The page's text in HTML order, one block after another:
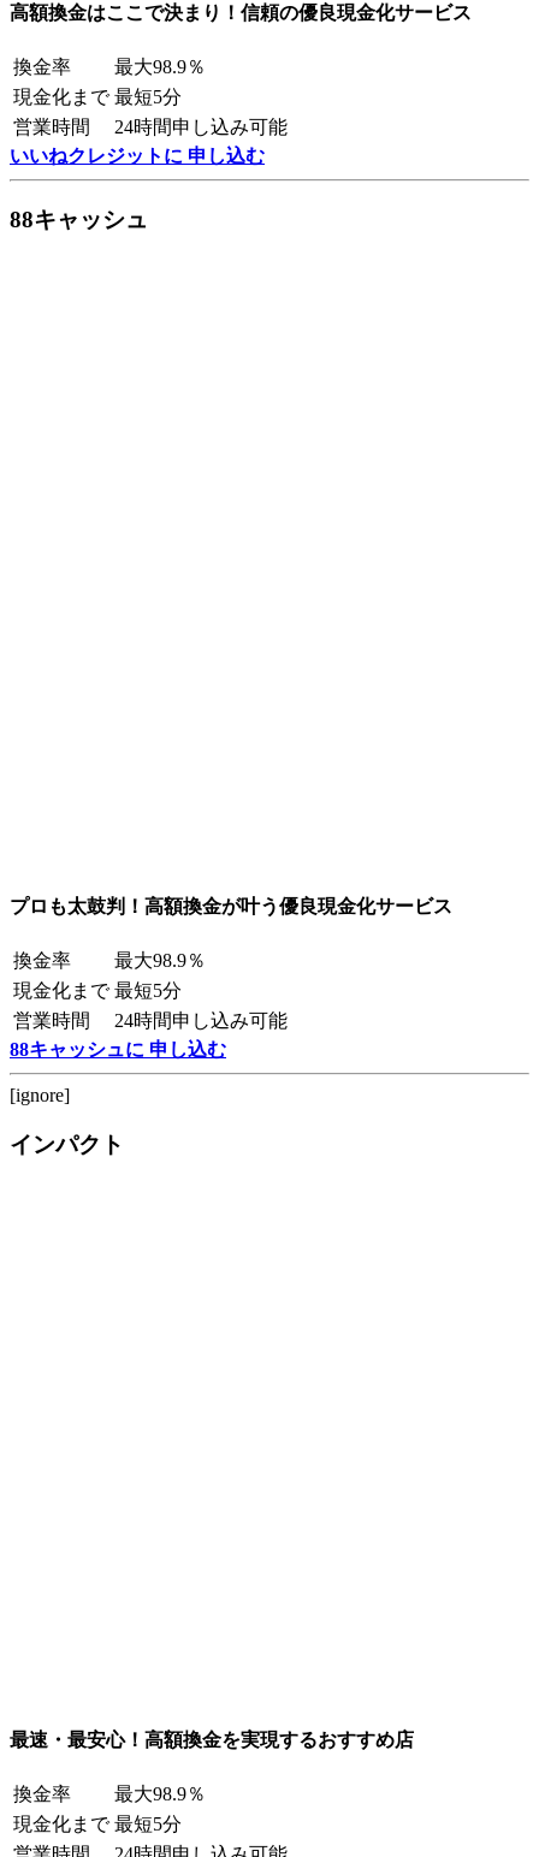
高額換金はここで決まり！信頼の優良現金化サービス
換金率
最大98.9％
現金化まで 最短5分
営業時間
24時間申し込み可能
いいねクレジットに 申し込む
88キャッシュ
プロも太鼓判！高額換金が叶う優良現金化サービス
換金率
最大98.9％
現金化まで 最短5分
営業時間
24時間申し込み可能
88キャッシュに 申し込む
[ignore]
インパクト
最速・最安心！高額換金を実現するおすすめ店
換金率
最大98.9％
現金化まで 最短5分